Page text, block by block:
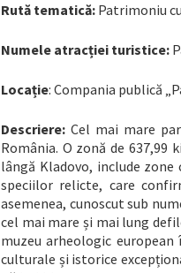
Rută tematică: Patrimoniu
Numele atracției turistice:
Locație: Compania publică
Descriere: Cel mai mare
România. O zonă de
lângă Kladovo, include
speciilor relicte, care
asemenea, cunoscut sub
cel mai mare și mai lung
muzeu arheologic
culturale și istorice